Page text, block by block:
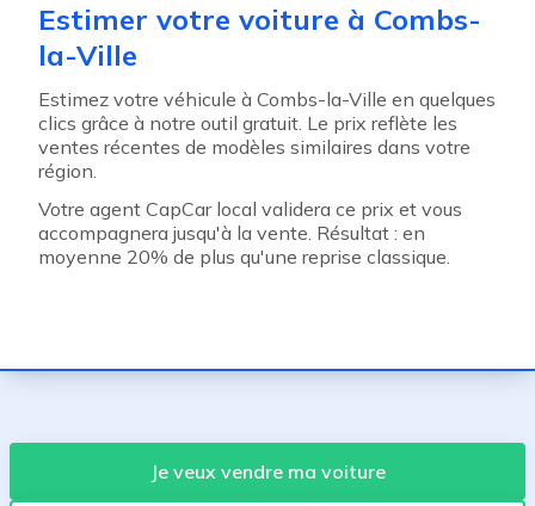
Estimer votre voiture à Combs-
la-Ville
Estimez votre véhicule à Combs-la-Ville en quelques
clics grâce à notre outil gratuit. Le prix reflète les
ventes récentes de modèles similaires dans votre
région.
Votre agent CapCar local validera ce prix et vous
accompagnera jusqu'à la vente. Résultat : en
moyenne 20% de plus qu'une reprise classique.
Je veux vendre ma voiture